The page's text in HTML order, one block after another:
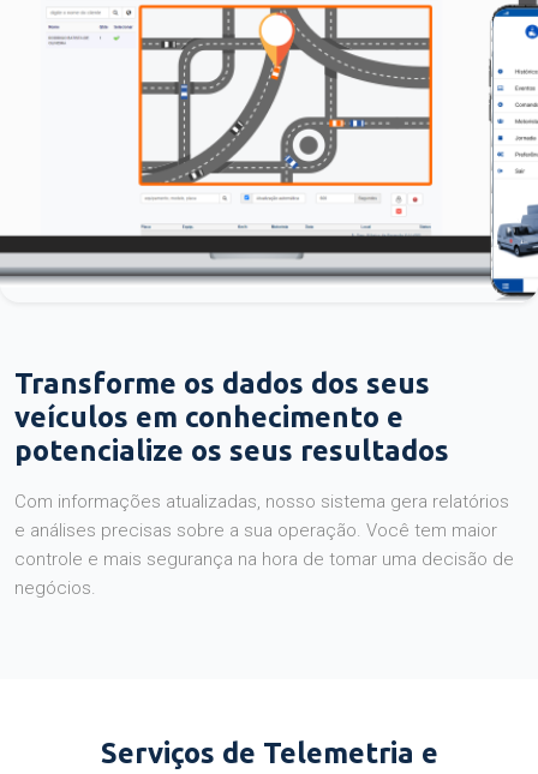
Transforme os dados dos seus
veículos em conhecimento e
potencialize os seus resultados
Com informações atualizadas, nosso sistema gera relatórios
e análises precisas sobre a sua operação. Você tem maior
controle e mais segurança na hora de tomar uma decisão de
negócios.
Serviços de Telemetria e